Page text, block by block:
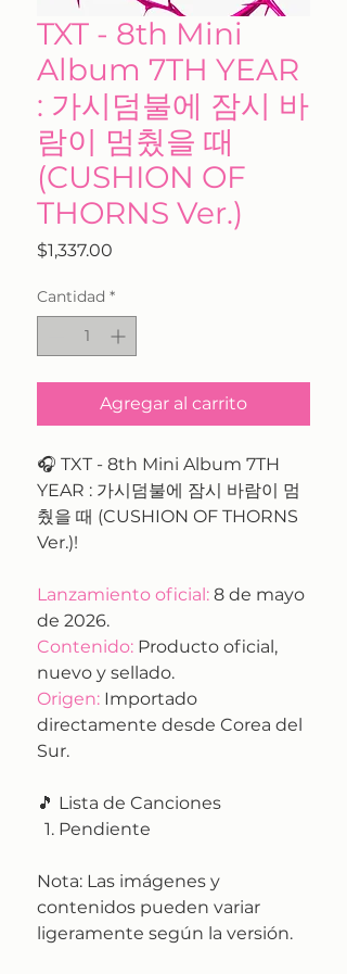
TXT - 8th Mini
Album 7TH YEAR
: 가시덤불에 잠시 바
람이 멈췄을 때
(CUSHION OF
THORNS Ver.)
$1,337.00
Cantidad *
Agregar al carrito
🎧 TXT - 8th Mini Album 7TH
YEAR : 가시덤불에 잠시 바람이 멈
췄을 때 (CUSHION OF THORNS
Ver.)!
Lanzamiento oficial: 8 de mayo
de 2026.
Contenido: Producto oficial,
nuevo y sellado.
Origen: Importado
directamente desde Corea del
Sur.
🎵 Lista de Canciones
Pendiente
Nota: Las imágenes y
contenidos pueden variar
ligeramente según la versión.